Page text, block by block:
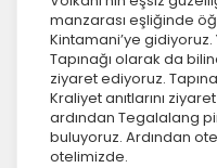
manzarası eşliğinde
Kintamani’ye
Tapınağı olarak da
ziyaret ediyoruz.
Kraliyet anıtlarını
ardından Tegalalang
buluyoruz. Ardından
otelimizde.